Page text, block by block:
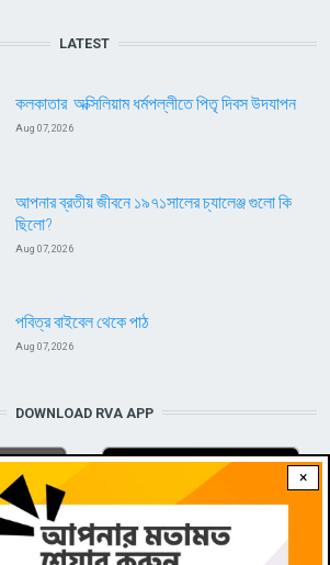
×
LATEST
কলকাতার অক্সিলিয়াম ধর্মপল্লীতে পিতৃ দিবস উদযাপন
Aug 07, 2026
আপনার ব্রতীয় জীবনে ১৯৭১সালের চ্যালেঞ্জ গুলো কি
ছিলো?
Aug 07, 2026
পবিত্র বাইবেল থেকে পাঠ
Aug 07, 2026
DOWNLOAD RVA APP
STAY CONNECTED WITH US!